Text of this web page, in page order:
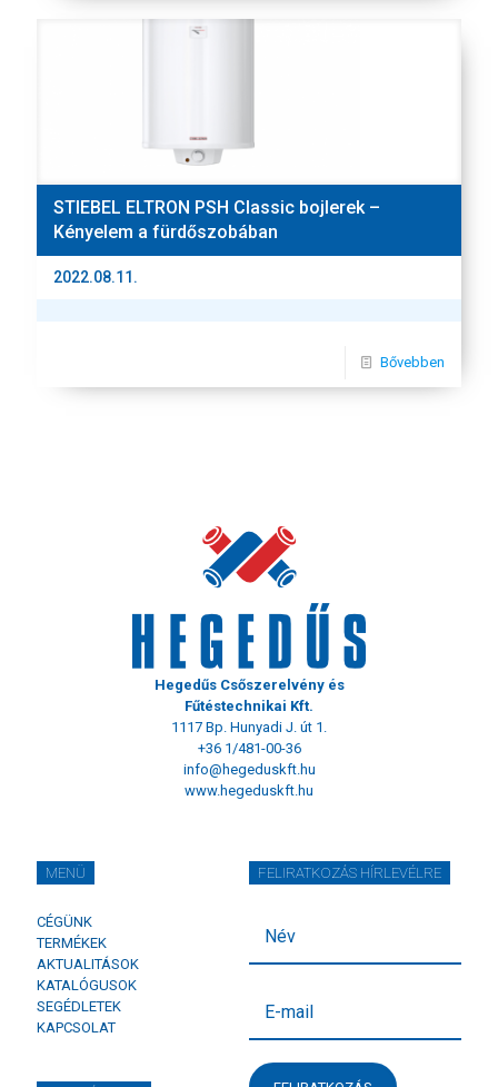
STIEBEL ELTRON PSH Classic bojlerek –
Kényelem a fürdőszobában
2022.08.11.
Bővebben
Hegedűs Csőszerelvény és
Fűtéstechnikai Kft.
1117 Bp. Hunyadi J. út 1.
+36 1/481-00-36
info@hegeduskft.hu
www.hegeduskft.hu
FELIRATKOZÁS HÍRLEVÉLRE
MENÜ
CÉGÜNK
TERMÉKEK
AKTUALITÁSOK
KATALÓGUSOK
SEGÉDLETEK
KAPCSOLAT